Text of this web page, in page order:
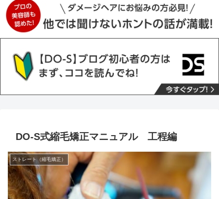
DO-S式縮毛矯正マニュアル 工程編
ストレート（縮毛矯正）